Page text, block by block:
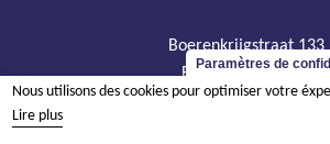
Boerenkrijgstraat 133
BE - 2800 Malines
tél +32 15 569 965
Paramètres de
Nous utilisons des cookies pour optimiser votre
Lire plus